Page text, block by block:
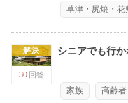
草津・尻焼・花
解決
30 回答
シニアでも行
家族 高齢者